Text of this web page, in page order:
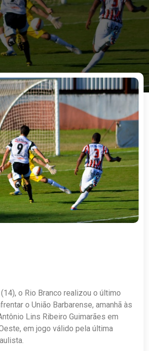
o Rio Branco realizou o último
o União Barbarense, amanhã às
Lins Ribeiro Guimarães em
em jogo válido pela última